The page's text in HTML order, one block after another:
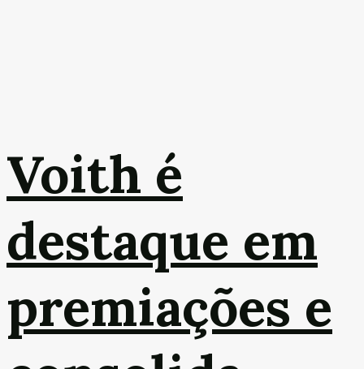
Voith é
destaque em
premiações e